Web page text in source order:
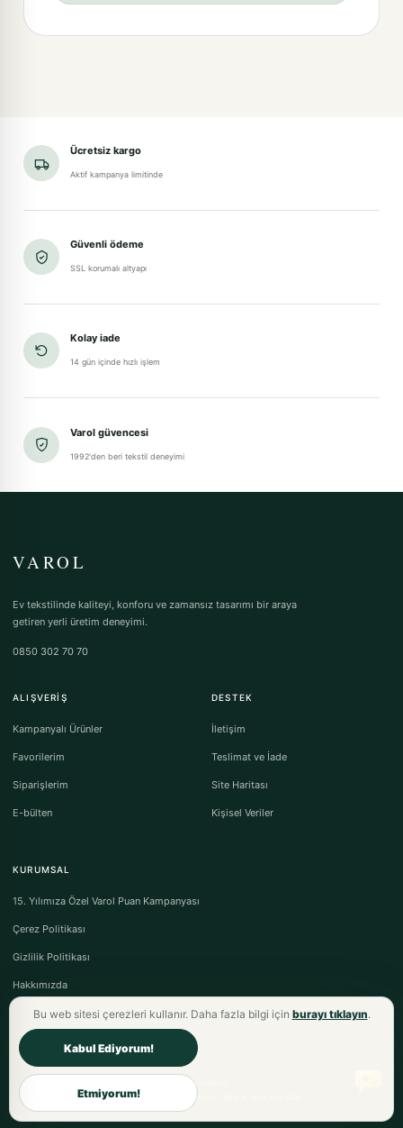
Ücretsiz kargo
Aktif kampanya limitinde
Güvenli ödeme
SSL korumalı altyapı
Kolay iade
14 gün içinde hızlı işlem
Varol güvencesi
1992'den beri tekstil deneyimi
VAROL
Ev tekstilinde kaliteyi, konforu ve zamansız tasarımı bir araya
getiren yerli üretim deneyimi.
0850 302 70 70
ALIŞVERIŞ
Kampanyalı Ürünler
Favorilerim
Siparişlerim
E-bülten
DESTEK
İletişim
Teslimat ve İade
Site Haritası
Kişisel Veriler
KURUMSAL
15. Yılımıza Özel Varol Puan Kampanyası
Çerez Politikası
Gizlilik Politikası
Hakkımızda
Varol Tekstil Ev Tekstili © 2026 - Tüm Hakları Saklıdır.
Mesafeli Satış Sözleşmesi·Ön Bilgilendirme Formu
Bu web sitesi çerezleri kullanır. Daha fazla bilgi için burayı tıklayın.
Kabul Ediyorum!
Etmiyorum!